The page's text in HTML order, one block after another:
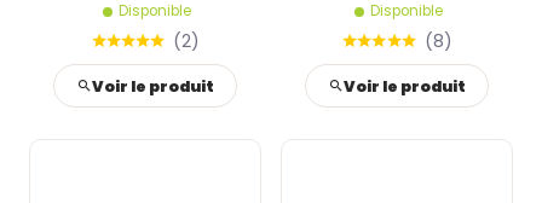
Disponible
(2)
Voir le produit
Disponible
(8)
Voir le produit